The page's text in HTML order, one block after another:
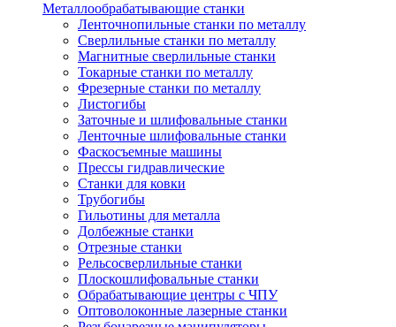
Металлообрабатывающие станки
Ленточнопильные станки по металлу
Сверлильные станки по металлу
Магнитные сверлильные станки
Токарные станки по металлу
Фрезерные станки по металлу
Листогибы
Заточные и шлифовальные станки
Ленточные шлифовальные станки
Фаскосъемные машины
Прессы гидравлические
Станки для ковки
Трубогибы
Гильотины для металла
Долбежные станки
Отрезные станки
Рельсосверлильные станки
Плоскошлифовальные станки
Обрабатывающие центры с ЧПУ
Оптоволоконные лазерные станки